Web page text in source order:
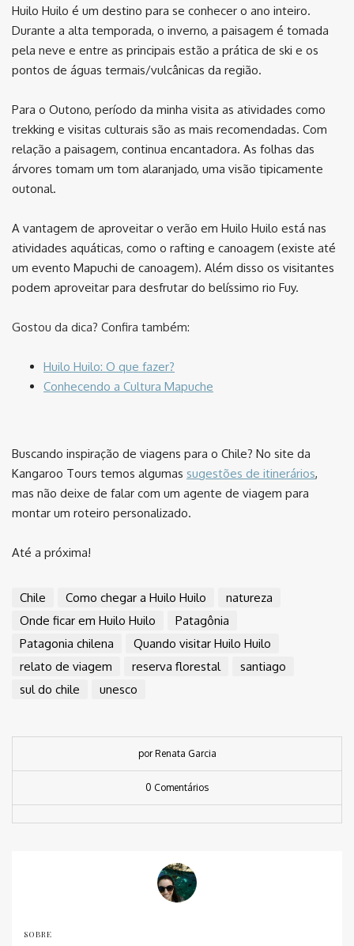
Huilo Huilo é um destino para se conhecer o ano inteiro.
Durante a alta temporada, o inverno, a paisagem é tomada
pela neve e entre as principais estão a prática de ski e os
pontos de águas termais/vulcânicas da região.
Para o Outono, período da minha visita as atividades como
trekking e visitas culturais são as mais recomendadas. Com
relação a paisagem, continua encantadora. As folhas das
árvores tomam um tom alaranjado, uma visão tipicamente
outonal.
A vantagem de aproveitar o verão em Huilo Huilo está nas
atividades aquáticas, como o rafting e canoagem (existe até
um evento Mapuchi de canoagem). Além disso os visitantes
podem aproveitar para desfrutar do belíssimo rio Fuy.
Gostou da dica? Confira também:
Huilo Huilo: O que fazer?
Conhecendo a Cultura Mapuche
Buscando inspiração de viagens para o Chile? No site da
Kangaroo Tours temos algumas sugestões de itinerários,
mas não deixe de falar com um agente de viagem para
montar um roteiro personalizado.
Até a próxima!
Chile Como chegar a Huilo Huilo
natureza
Onde ficar em Huilo Huilo
Patagônia
Patagonia chilena
Quando visitar Huilo Huilo
relato de viagem
reserva florestal
santiago
sul do chile
unesco
por Renata Garcia
0 Comentários
SOBRE